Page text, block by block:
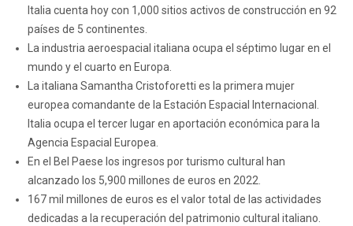
Italia cuenta hoy con 1,000 sitios activos de construcción en 92
países de 5 continentes.
La industria aeroespacial italiana ocupa el séptimo lugar en el
mundo y el cuarto en Europa.
La italiana Samantha Cristoforetti es la primera mujer
europea comandante de la Estación Espacial Internacional.
Italia ocupa el tercer lugar en aportación económica para la
Agencia Espacial Europea.
En el Bel Paese los ingresos por turismo cultural han
alcanzado los 5,900 millones de euros en 2022.
167 mil millones de euros es el valor total de las actividades
dedicadas a la recuperación del patrimonio cultural italiano.